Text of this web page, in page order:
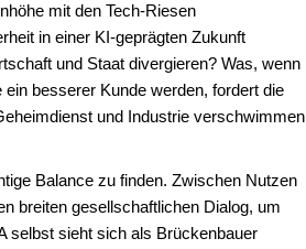
mit den Tech-Riesen
in einer KI-geprägten Zukunft
und Staat divergieren? Was, wenn
besserer Kunde werden, fordert die
und Industrie verschwimmen
Balance zu finden. Zwischen Nutzen
breiten gesellschaftlichen Dialog, um
selbst sieht sich als Brückenbauer